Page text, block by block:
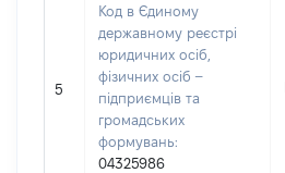
5
Код в Єдиному
державному реєстрі
юридичних осіб,
фізичних осіб –
підприємців та
громадських
формувань:
04325986